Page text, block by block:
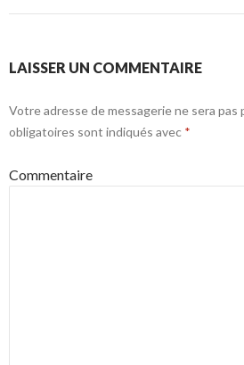
LAISSER UN COMMENTAIRE
Votre adresse de messagerie ne sera pas
obligatoires sont indiqués avec *
Commentaire